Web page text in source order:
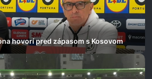
hovorí pred zápasom s Kosovom